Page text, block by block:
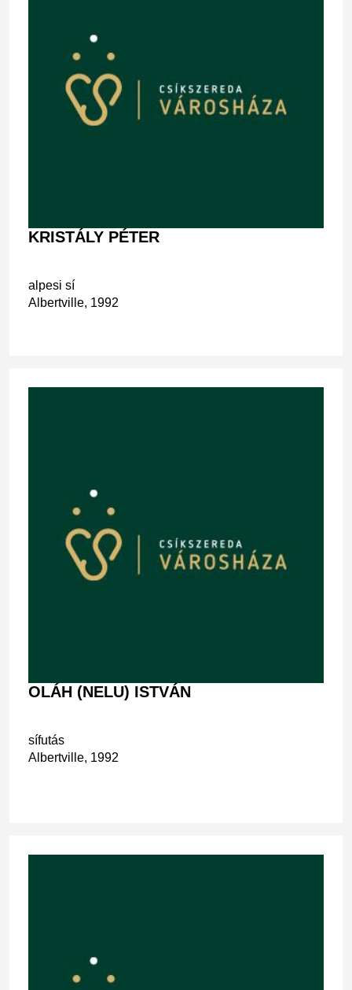
KRISTÁLY PÉTER
alpesi sí
Albertville, 1992
OLÁH (NELU) ISTVÁN
sífutás
Albertville, 1992